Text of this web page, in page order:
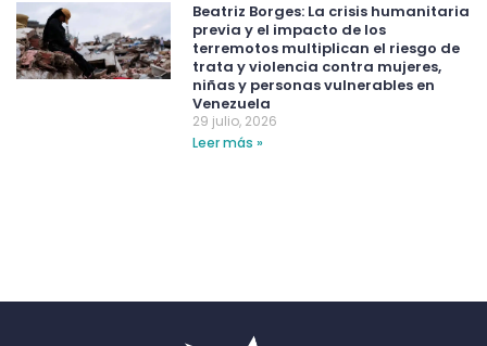
Beatriz Borges: La crisis humanitaria
previa y el impacto de los
terremotos multiplican el riesgo de
trata y violencia contra mujeres,
niñas y personas vulnerables en
Venezuela
29 julio, 2026
Leer más »